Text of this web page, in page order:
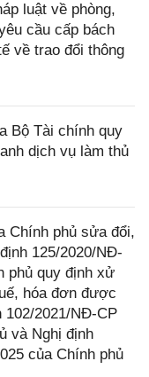
luật về phòng,
cầu cấp bách
về trao đổi thông
Bộ Tài chính quy
dịch vụ làm thủ
Chính phủ sửa đổi,
125/2020/NĐ-
phủ quy định xử
hóa đơn được
102/2021/NĐ-CP
và Nghị định
của Chính phủ